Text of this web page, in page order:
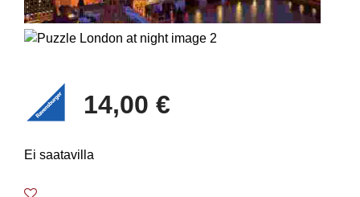
14,00 €
Ei saatavilla